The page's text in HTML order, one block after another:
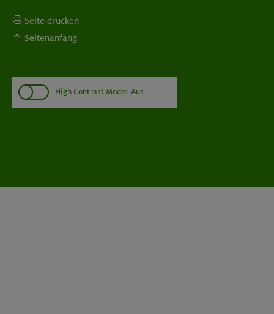
Seite drucken
Seitenanfang
High Contrast Mode: Aus